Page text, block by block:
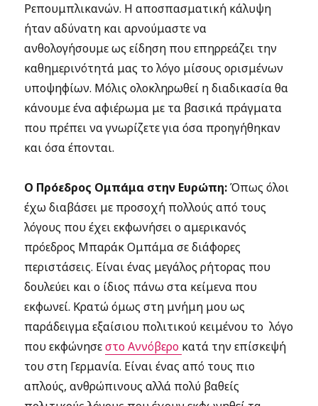
Ρεπουμπλικανών. Η αποσπασματική κάλυψη
ήταν αδύνατη και αρνούμαστε να
ανθολογήσουμε ως είδηση που επηρρεάζει την
καθημερινότητά μας το λόγο μίσους ορισμένων
υποψηφίων. Μόλις ολοκληρωθεί η διαδικασία θα
κάνουμε ένα αφιέρωμα με τα βασικά πράγματα
που πρέπει να γνωρίζετε για όσα προηγήθηκαν
και όσα έπονται.
Ο Πρόεδρος Ομπάμα στην Ευρώπη:Όπως όλοι
έχω διαβάσει με προσοχή πολλούς από τους
λόγους που έχει εκφωνήσει ο αμερικανός
πρόεδρος Μπαράκ Ομπάμα σε διάφορες
περιστάσεις. Είναι ένας μεγάλος ρήτορας που
δουλεύει και ο ίδιος πάνω στα κείμενα που
εκφωνεί. Κρατώ όμως στη μνήμη μου ως
παράδειγμα εξαίσιου πολιτικού κειμένου το λόγο
που εκφώνησεστο Αννόβερο κατά την επίσκεψή
του στη Γερμανία. Είναι ένας από τους πιο
απλούς, ανθρώπινους αλλά πολύ βαθείς